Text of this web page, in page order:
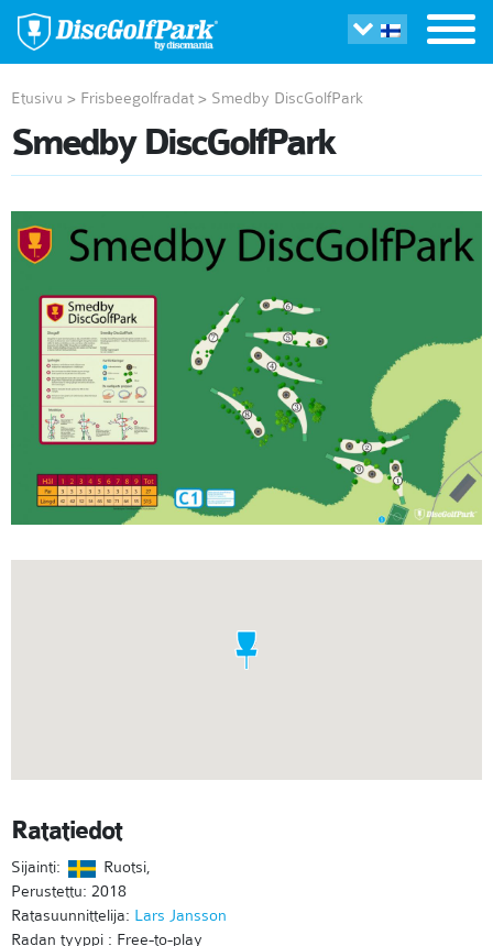
Etusivu > Frisbeegolfradat > Smedby DiscGolfPark
Smedby DiscGolfPark
Ratatiedot
Sijainti:
Ruotsi,
Perustettu: 2018
Ratasuunnittelija: Lars Jansson
Radan tyyppi : Free-to-play